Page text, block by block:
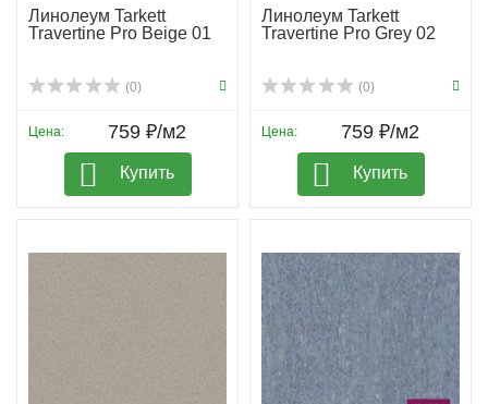
Линолеум Tarkett
Travertine Pro Beige 01
(0)
Цена: 759 ₽/м2
Купить
Линолеум Tarkett
Travertine Pro Grey 02
(0)
Цена: 759 ₽/м2
Купить